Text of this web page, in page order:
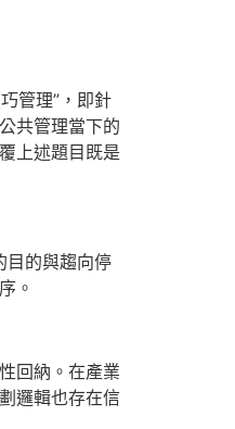
管理”，即針
共管理當下的
上述題目既是
目的與趨向停
。
回納。在產業
邏輯也存在信